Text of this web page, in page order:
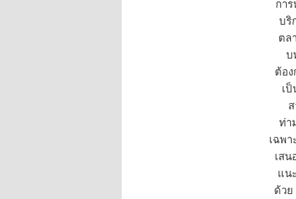
กา
บริ
ตล
บ
ต้อ
เ
ท่า
เฉพ
เส
แน
ด้ว